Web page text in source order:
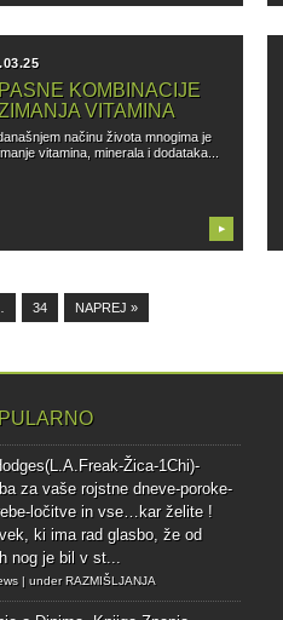
KOMBINACIJE
VITAMINA
načinu života mnogima je
vitamina, minerala i dodataka...
▶
34 NAPREJ »
Žica-1Chi)-
za vaše rojstne dneve-poroke-
ločitve in vse…kar želite !
ki ima rad glasbo, že od
nog je bil v st...
| underRAZMIŠLJANJA